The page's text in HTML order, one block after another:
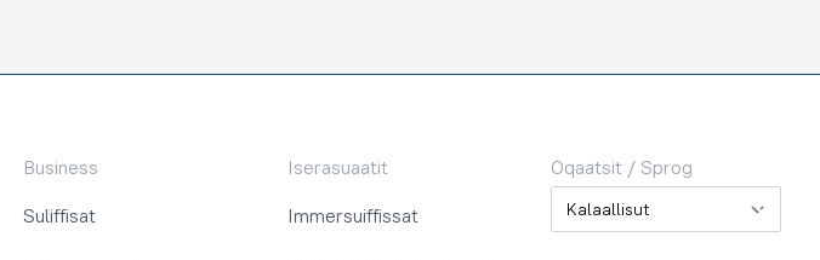
Business
Suliffisat
Iserasuaatit
Immersuiffissat
Oqaatsit / Sprog
Oqaatsit / Sprog